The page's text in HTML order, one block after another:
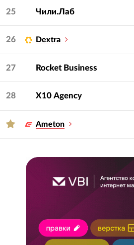
25 Чили.Лаб
26 Dextra
27 Rocket Business
28 Х10 Agency
Ameton